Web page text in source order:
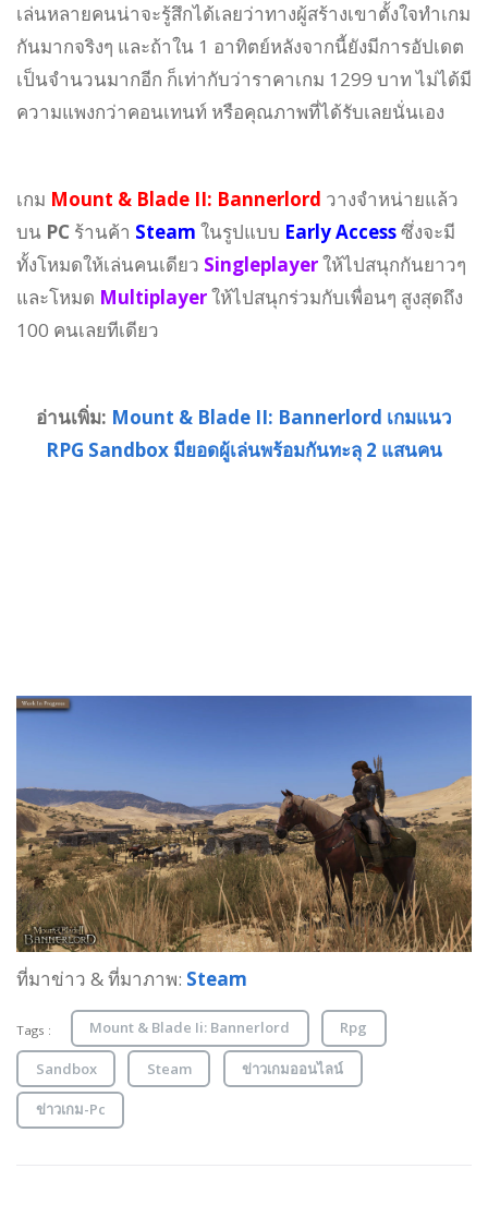
เล่นหลายคนน่าจะรู้สึกได้เลยว่าทางผู้สร้างเขาตั้งใจทำเกม
กันมากจริงๆ และถ้าใน 1 อาทิตย์หลังจากนี้ยังมีการอัปเดต
เป็นจำนวนมากอีก ก็เท่ากับว่าราคาเกม 1299 บาท ไม่ได้มี
ความแพงกว่าคอนเทนท์ หรือคุณภาพที่ได้รับเลยนั่นเอง
เกม Mount & Blade II: Bannerlord วางจำหน่ายแล้ว
บน PC ร้านค้า Steam ในรูปแบบ Early Accessซึ่งจะมี
ทั้งโหมดให้เล่นคนเดียว Singleplayerให้ไปสนุกกันยาวๆ
และโหมด Multiplayerให้ไปสนุกร่วมกับเพื่อนๆ สูงสุดถึง
100 คนเลยทีเดียว
อ่านเพิ่ม: Mount & Blade II: Bannerlord เกมแนว
RPG Sandbox มียอดผู้เล่นพร้อมกันทะลุ 2 แสนคน
ที่มาข่าว & ที่มาภาพ: Steam
Tags : Mount & Blade Ii: Bannerlord Rpg
Sandbox Steam ข่าวเกมออนไลน์
ข่าวเกม-Pc